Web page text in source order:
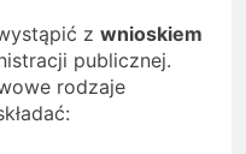
z wnioskiem
publicznej.
rodzaje